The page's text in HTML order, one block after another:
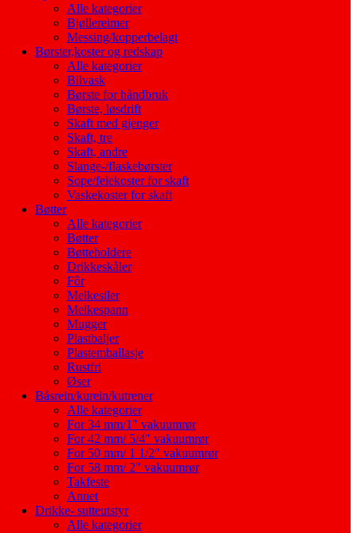
Alle kategorier
Bjøllereimer
Messing/kopperbelagt
Børster,koster og redskap
Alle kategorier
Bilvask
Børste for håndbruk
Børste, løsdrift
Skaft med gjenger
Skaft, tre
Skaft, andre
Slange-/flaskebørster
Sope/feiekoster for skaft
Vaskekoster for skaft
Bøtter
Alle kategorier
Bøtter
Bøtteholdere
Drikkeskåler
Fôr
Melkesiler
Melkespann
Mugger
Plastbaljer
Plastemballasje
Rustfri
Øser
Båsrein/kurein/kutrener
Alle kategorier
For 34 mm/1″ vakuumrør
For 42 mm/ 5/4″ vakuumrør
For 50 mm/ 1 1/2″ vakuumrør
For 58 mm/ 2″ vakuumrør
Takfeste
Annet
Drikke- sutteutstyr
Alle kategorier